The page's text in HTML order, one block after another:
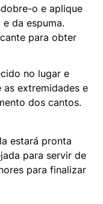
o e aplique
da espuma.
para obter
no lugar e
as extremidades e
dos cantos.
estará pronta
para servir de
para finalizar